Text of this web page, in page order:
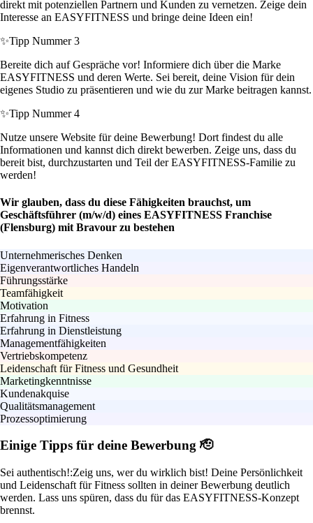
direkt mit potenziellen Partnern und Kunden zu vernetzen. Zeige dein
Interesse an EASYFITNESS und bringe deine Ideen ein!
✨Tipp Nummer 3
Bereite dich auf Gespräche vor! Informiere dich über die Marke
EASYFITNESS und deren Werte. Sei bereit, deine Vision für dein
eigenes Studio zu präsentieren und wie du zur Marke beitragen kannst.
✨Tipp Nummer 4
Nutze unsere Website für deine Bewerbung! Dort findest du alle
Informationen und kannst dich direkt bewerben. Zeige uns, dass du
bereit bist, durchzustarten und Teil der EASYFITNESS-Familie zu
werden!
Wir glauben, dass du diese Fähigkeiten brauchst, um
Geschäftsführer (m/w/d) eines EASYFITNESS Franchise
(Flensburg) mit Bravour zu bestehen
Unternehmerisches Denken
Eigenverantwortliches Handeln
Führungsstärke
Teamfähigkeit
Motivation
Erfahrung in Fitness
Erfahrung in Dienstleistung
Managementfähigkeiten
Vertriebskompetenz
Leidenschaft für Fitness und Gesundheit
Marketingkenntnisse
Kundenakquise
Qualitätsmanagement
Prozessoptimierung
Einige Tipps für deine Bewerbung 🫡
Sei authentisch!:Zeig uns, wer du wirklich bist! Deine Persönlichkeit
und Leidenschaft für Fitness sollten in deiner Bewerbung deutlich
werden. Lass uns spüren, dass du für das EASYFITNESS-Konzept
brennst.